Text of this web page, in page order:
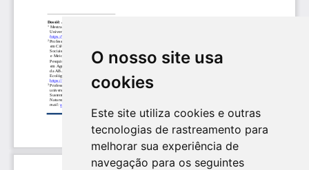
O nosso site usa
cookies
Este site utiliza cookies e outras
tecnologias de rastreamento para
melhorar sua experiência de
navegação para os seguintes